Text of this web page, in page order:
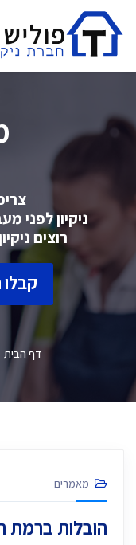
ניקיון לפני
רוצים
דף הבית
מאמרים
הובלות ברמת